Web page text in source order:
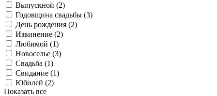
Выпускной (2)
Годовщина свадьбы (3)
День рождения (2)
Извинение (2)
Любимой (1)
Новоселье (3)
Свадьба (1)
Свидание (1)
Юбилей (2)
Показать все